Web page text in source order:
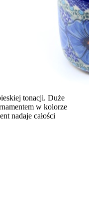
tonacji. Duże
w kolorze
nadaje całości